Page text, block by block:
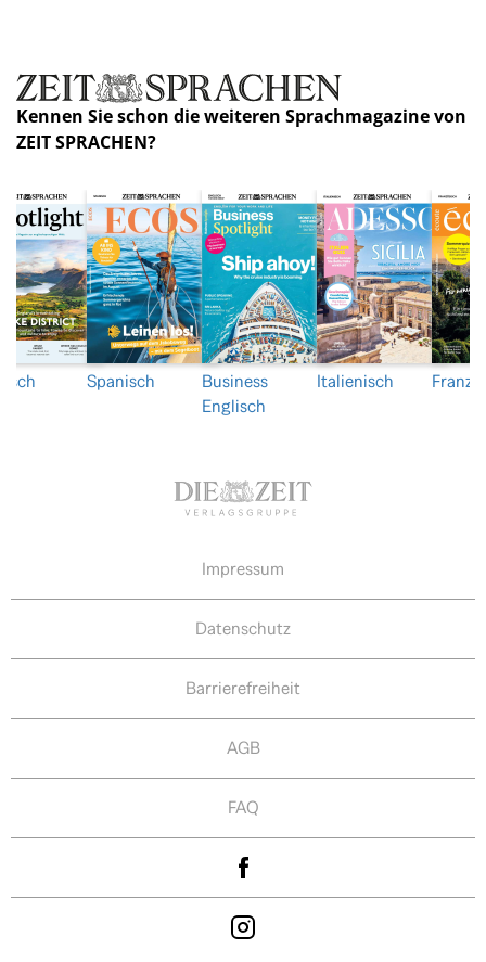
Kennen Sie schon die weiteren Sprachmagazine von
ZEIT SPRACHEN?
Spanisch
Business
Englisch
Italienisch
Impressum
Datenschutz
Barrierefreiheit
AGB
FAQ